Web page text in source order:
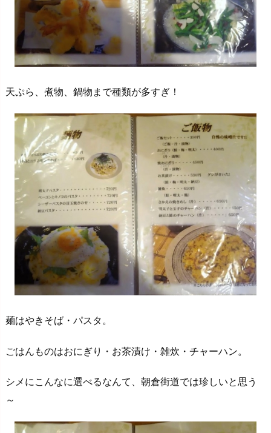
天ぷら、煮物、鍋物まで種類が多すぎ！
麺はやきそば・パスタ。
ごはんものはおにぎり・お茶漬け・雑炊・チャーハン。
シメにこんなに選べるなんて、朝倉街道では珍しいと思う
～